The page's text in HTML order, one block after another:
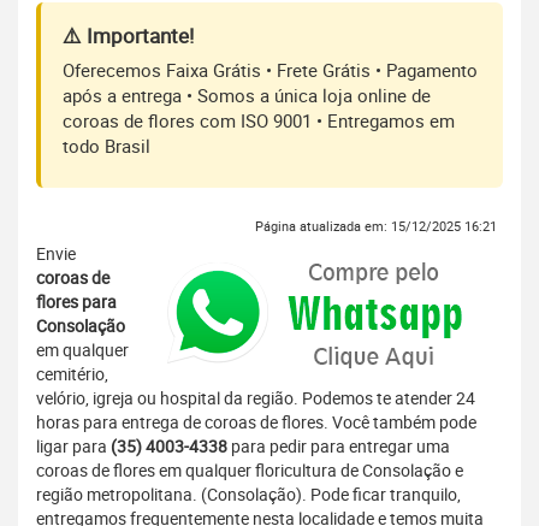
⚠️ Importante!
Oferecemos Faixa Grátis • Frete Grátis • Pagamento
após a entrega • Somos a única loja online de
coroas de flores com ISO 9001 • Entregamos em
todo Brasil
Página atualizada em: 15/12/2025 16:21
Envie
coroas de
flores para
Consolação
em qualquer
cemitério,
velório, igreja ou hospital da região. Podemos te atender 24
horas para entrega de coroas de flores. Você também pode
ligar para (35) 4003-4338 para pedir para entregar uma
coroas de flores em qualquer floricultura de Consolação e
região metropolitana. (Consolação). Pode ficar tranquilo,
entregamos frequentemente nesta localidade e temos muita